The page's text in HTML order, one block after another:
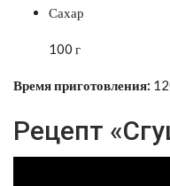
Сахар
100 г
Время приготовления:
Рецепт